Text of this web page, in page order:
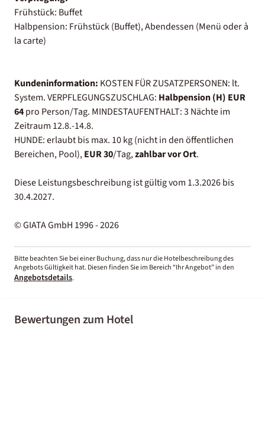
Frühstück: Buffet
Halbpension: Frühstück (Buffet), Abendessen (Menü oder à
la carte)
Kundeninformation: KOSTEN FÜR ZUSATZPERSONEN: lt.
System. VERPFLEGUNGSZUSCHLAG: Halbpension (H) EUR
64pro Person/Tag. MINDESTAUFENTHALT: 3 Nächte im
Zeitraum 12.8.-14.8.
HUNDE: erlaubt bis max. 10 kg (nicht in den öffentlichen
Bereichen, Pool),EUR 30/Tag,zahlbar vor Ort.
Diese Leistungsbeschreibung ist gültig vom 1.3.2026 bis
30.4.2027.
© GIATA GmbH 1996 - 2026
Bitte beachten Sie bei einer Buchung, dass nur die Hotelbeschreibung des
Angebots Gültigkeit hat. Diesen finden Sie im Bereich “Ihr Angebot” in den
Angebotsdetails.
Bewertungen zum Hotel